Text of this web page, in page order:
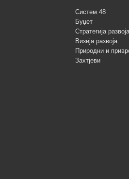
Систем 48
Буџет
Стратегија
Визија развоја
Природни и
Захтјеви